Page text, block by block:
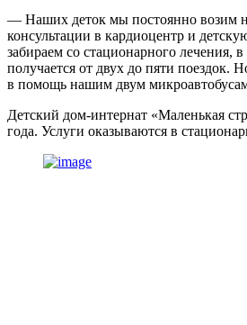
— Наших деток мы постоянно возим
консультации в кардиоцентр и
забираем со стационарного лечения,
получается от двух до пяти поездок.
в помощь нашим двум
Детский дом-интернат «Маленькая
года. Услуги оказываются в